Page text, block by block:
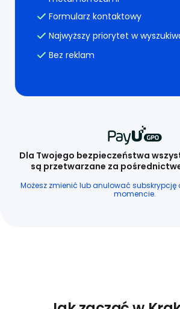
Formularz kontaktowy
Najwyższy priorytet w
Bez reklam
Dla Twojego bezpieczeństwa
są przetwarzane za
Możesz zmienić lub anulować subskrypcję
momencie.